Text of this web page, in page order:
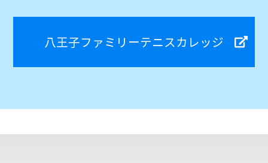
八王子ファミリーテニスカレッジ